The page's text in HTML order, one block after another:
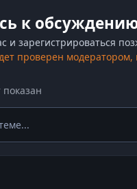
к
зарегистрироваться
проверен